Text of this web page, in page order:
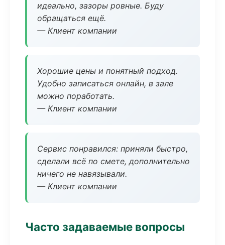
идеально, зазоры ровные. Буду
обращаться ещё.
— Клиент компании
Хорошие цены и понятный подход.
Удобно записаться онлайн, в зале
можно поработать.
— Клиент компании
Сервис понравился: приняли быстро,
сделали всё по смете, дополнительно
ничего не навязывали.
— Клиент компании
Часто задаваемые вопросы